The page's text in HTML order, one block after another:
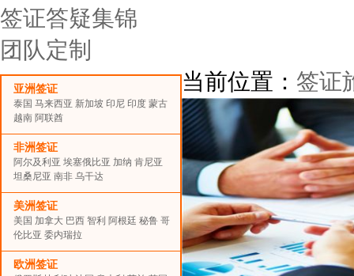
签证答疑集锦
团队定制
亚洲签证
泰国 马来西亚 新加坡 印尼 印度 蒙古
越南 阿联酋
非洲签证
阿尔及利亚 埃塞俄比亚 加纳 肯尼亚
坦桑尼亚 南非 乌干达
美洲签证
美国 加拿大 巴西 智利 阿根廷 秘鲁 哥
伦比亚 委内瑞拉
欧洲签证
当前位置： 签证